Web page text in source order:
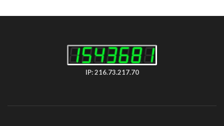
IP: 216.73.217.70